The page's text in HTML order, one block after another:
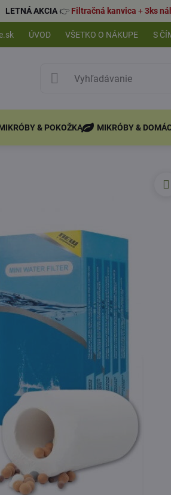
LETNÁ AKCIA👉 Filtračná kanvica +3ks
ÚVOD VŠETKO O NÁKUPE S
& POKOŽKA MIKRÓBY &